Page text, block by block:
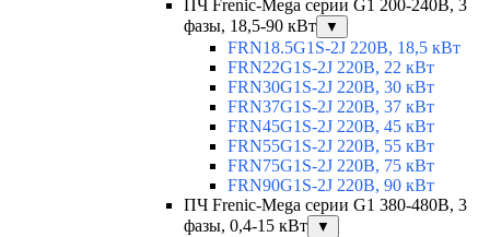
ПЧ Frenic-Mega серии G1 200-240В, 3
фазы, 18,5-90 кВт
▼
FRN18.5G1S-2J 220В, 18,5 кВт
FRN22G1S-2J 220В, 22 кВт
FRN30G1S-2J 220В, 30 кВт
FRN37G1S-2J 220В, 37 кВт
FRN45G1S-2J 220В, 45 кВт
FRN55G1S-2J 220В, 55 кВт
FRN75G1S-2J 220В, 75 кВт
FRN90G1S-2J 220В, 90 кВт
ПЧ Frenic-Mega серии G1 380-480В, 3
фазы, 0,4-15 кВт
▼